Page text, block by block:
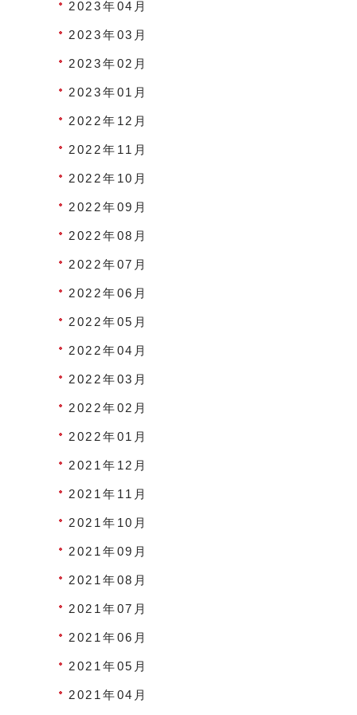
2023年04月
2023年03月
2023年02月
2023年01月
2022年12月
2022年11月
2022年10月
2022年09月
2022年08月
2022年07月
2022年06月
2022年05月
2022年04月
2022年03月
2022年02月
2022年01月
2021年12月
2021年11月
2021年10月
2021年09月
2021年08月
2021年07月
2021年06月
2021年05月
2021年04月